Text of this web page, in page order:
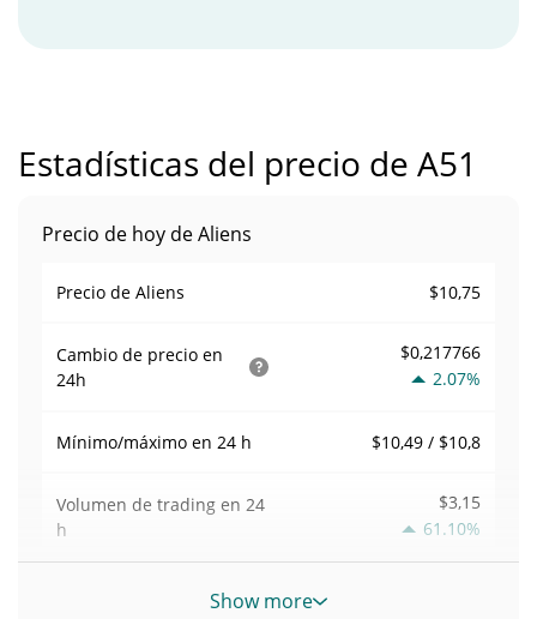
Estadísticas del precio de A51
Precio de hoy de Aliens
Precio de Aliens $10,75
Cambio de precio en
24h
$0,217766
2.07%
Mínimo/máximo en 24 h $10,49 / $10,8
Volumen de trading en 24
h
$3,15
61.10%
Volumen/capitalización de
Show more